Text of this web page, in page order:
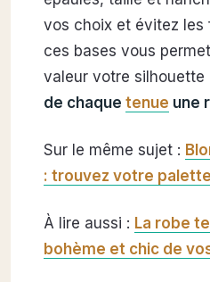
vos choix et évitez les
ces bases vous
valeur votre silhouette
de chaque tenue une
Sur le même sujet :
: trouvez votre
À lire aussi : La robe
bohème et chic de